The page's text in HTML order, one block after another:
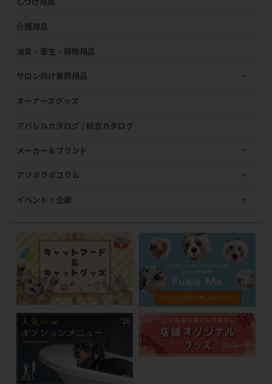
介護用品
消臭・衛生・掃除用品
サロン向け業務用品
オーナーズグッズ
アパレルカタログ / 総合カタログ
メーカー＆ブランド
アソボラボコラム
イベント・企画